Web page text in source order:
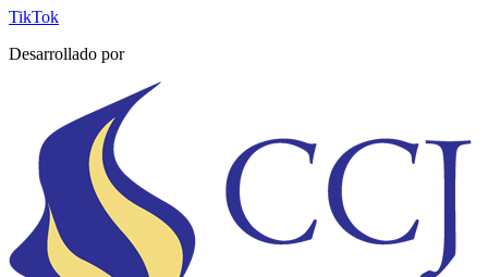
TikTok
Desarrollado por